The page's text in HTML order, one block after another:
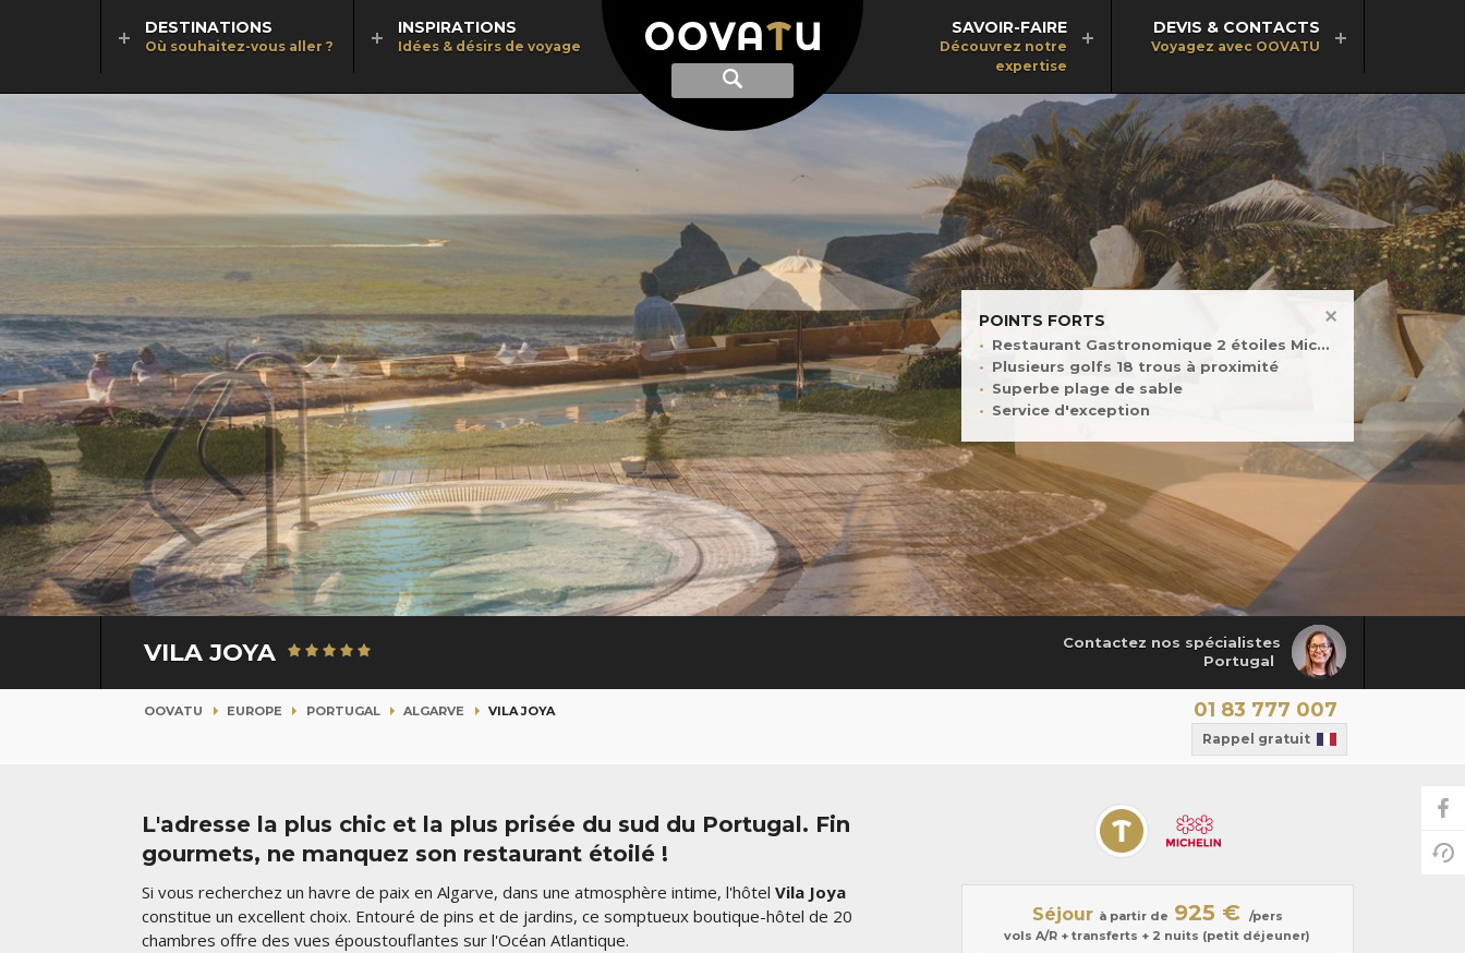
Afficher
recherche
Recherche
DESTINATIONS
Où souhaitez-vous aller ?
INSPIRATIONS
Idées & désirs de voyage
SAVOIR-FAIRE
Découvrez notre
expertise
DEVIS & CONTACTS
Voyagez avec OOVATU
POINTS FORTS
Restaurant Gastronomique 2 étoiles Michelin
Plusieurs golfs 18 trous à proximité
Superbe plage de sable
Service d'exception
VILA JOYA
Contactez nos spécialistes
Portugal
OOVATU EUROPE PORTUGAL ALGARVE VILA JOYA 01 83 777 007
Rappel gratuit
L'adresse la plus chic et la plus prisée du sud du Portugal. Fin
gourmets, ne manquez son restaurant étoilé !
Si vous recherchez un havre de paix en Algarve, dans une atmosphère intime, l'hôtel Vila Joya
constitue un excellent choix. Entouré de pins et de jardins, ce somptueux boutique-hôtel de 20
chambres offre des vues époustouflantes sur l'Océan Atlantique.
Séjour à partir de 925 € /pers
vols A/R + transferts + 2 nuits (petit déjeuner)